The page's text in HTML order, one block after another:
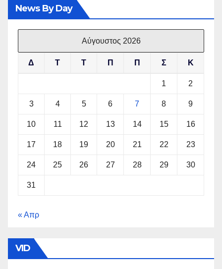
News By Day
Αύγουστος 2026
Δ Τ Τ Π Π Σ Κ
1 2
3 4 5 6 7 8 9
10 11 12 13 14 15 16
17 18 19 20 21 22 23
24 25 26 27 28 29 30
31
« Απρ
VID